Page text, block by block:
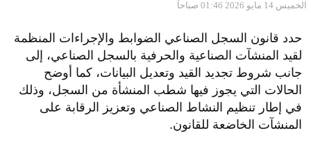
الخميس 14 مايو 2026 01:46 صباحاً
حدد قانون السجل الصناعي الضوابط والإجراءات المنظمة
لقيد المنشآت الصناعية والحرفية بالسجل الصناعي، إلى
جانب شروط تجديد القيد وتعديل البيانات، كما أوضح
الحالات التي يجوز فيها شطب المنشأة من السجل، وذلك
في إطار تنظيم النشاط الصناعي وتعزيز الرقابة على
المنشآت الخاضعة للقانون.